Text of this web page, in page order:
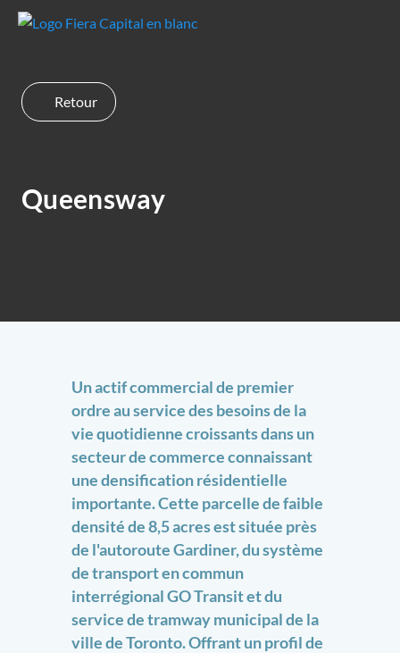
Retour
Queensway
Un actif commercial de premier
ordre au service des besoins de la
vie quotidienne croissants dans un
secteur de commerce connaissant
une densification résidentielle
importante. Cette parcelle de faible
densité de 8,5 acres est située près
de l'autoroute Gardiner, du système
de transport en commun
interrégional GO Transit et du
service de tramway municipal de la
ville de Toronto. Offrant un profil de